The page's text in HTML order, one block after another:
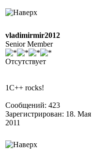
vladimirmir2012
Senior Member
Отсутствует
1C++ rocks!
Сообщений: 423
Зарегистрирован: 18. Мая
2011